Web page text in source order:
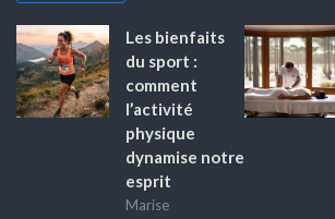
Les bienfaits
du sport :
comment
l’activité
physique
dynamise notre
esprit
Marise